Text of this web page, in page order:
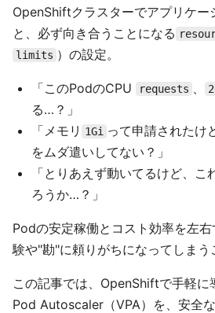
OpenShiftクラスターでアプリケー
と、必ず向き合うことになる
limits ）の設定。
「このPodのCPU requests 、
る…？」
「メモリ 1Gi って申請されたけ
をムダ遣いしてない？」
「とりあえず動いてるけど、
ろうか…？」
Podの安定稼働とコスト効率を左
験や"勘"に頼りがちになってしまう
この記事では、OpenShiftで手軽
Pod Autoscaler（VPA）を、安全な